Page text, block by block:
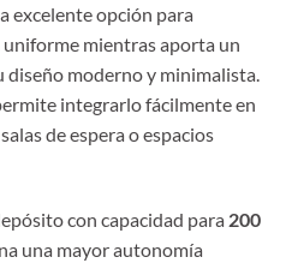
excelente opción para
mientras aporta un
diseño moderno y minimalista.
integrarlo fácilmente en
de espera o espacios
con capacidad para 200
una mayor autonomía